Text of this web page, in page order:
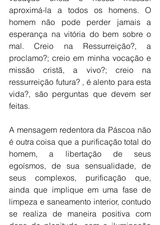
aproximá-la a todos os homens. O
homem não pode perder jamais a
esperança na vitória do bem sobre o
mal. Creio na Ressurreição?, a
proclamo?; creio em minha vocação e
missão cristã, a vivo?; creio na
ressurreição futura? , é alento para esta
vida?, são perguntas que devem ser
feitas.
A mensagem redentora da Páscoa não
é outra coisa que a purificação total do
homem, a libertação de seus
egoísmos, de sua sensualidade, de
seus complexos, purificação que,
ainda que implique em uma fase de
limpeza e saneamento interior, contudo
se realiza de maneira positiva com